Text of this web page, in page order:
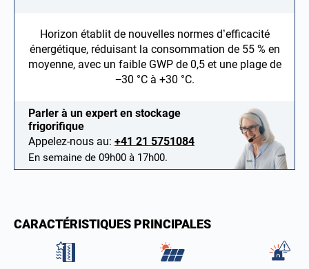
Horizon établit de nouvelles normes d’efficacité
énergétique, réduisant la consommation de 55 % en
moyenne, avec un faible GWP de 0,5 et une plage de
−30 °C à +30 °C.
Parler à un expert en stockage
frigorifique
Appelez-nous au: +41 21 5751084
En semaine de 09h00 à 17h00.
CARACTÉRISTIQUES PRINCIPALES